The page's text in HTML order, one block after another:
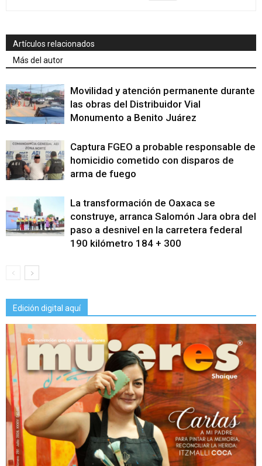
Artículos relacionados
Más del autor
Movilidad y atención permanente durante
las obras del Distribuidor Vial
Monumento a Benito Juárez
Captura FGEO a probable responsable de
homicidio cometido con disparos de
arma de fuego
La transformación de Oaxaca se
construye, arranca Salomón Jara obra del
paso a desnivel en la carretera federal
190 kilómetro 184 + 300
Edición digital aquí